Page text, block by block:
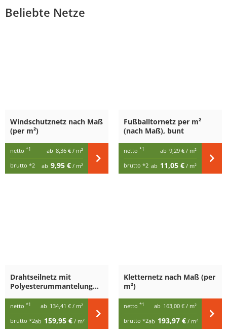
Beliebte Netze
Windschutznetz nach Maß
(per m²)
netto *1 ab 8,36 € / m²
brutto *2 ab 9,95 € / m²
Fußballtornetz per m²
(nach Maß), bunt
netto *1 ab 9,29 € / m²
brutto *2 ab 11,05 € / m²
Drahtseilnetz mit
Polyesterummantelung
netto *1 ab 134,41 € / m²
brutto *2ab 159,95 € / m²
Kletternetz nach Maß (per
m²)
netto *1 ab 163,00 € / m²
brutto *2ab 193,97 € / m²